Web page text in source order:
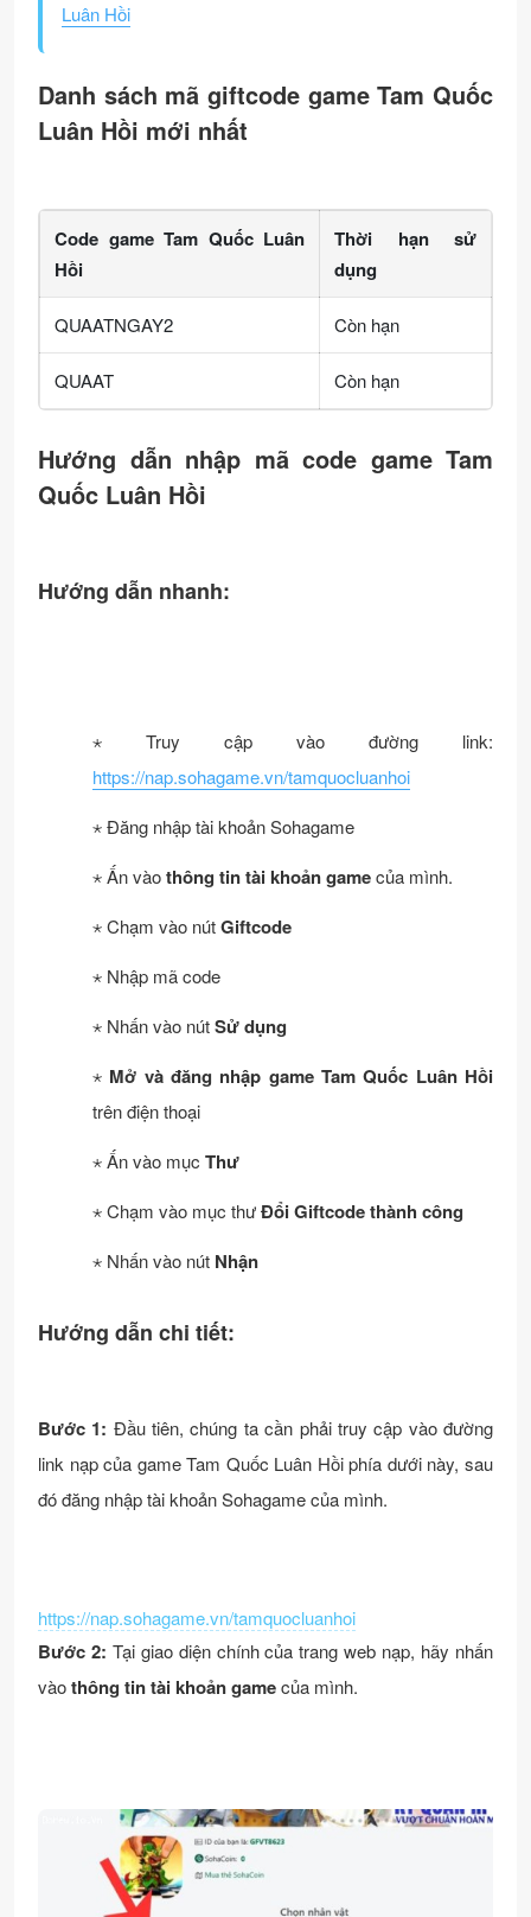
Luân Hồi
Danh sách mã giftcode game Tam Quốc
Luân Hồi mới nhất
Code game Tam Quốc Luân
Hồi
Thời hạn sử
dụng
QUAATNGAY2 Còn hạn
QUAAT Còn hạn
Hướng dẫn nhập mã code game Tam
Quốc Luân Hồi
Hướng dẫn nhanh:
⋆ Truy cập vào đường link:
https://nap.sohagame.vn/tamquocluanhoi
⋆ Đăng nhập tài khoản Sohagame
⋆ Ấn vàothông tin tài khoản gamecủa mình.
⋆ Chạm vào nútGiftcode
⋆ Nhập mã code
⋆ Nhấn vào nútSử dụng
⋆ Mở và đăng nhập game Tam Quốc Luân Hồi
trên điện thoại
⋆ Ấn vào mục Thư
⋆ Chạm vào mục thưĐổi Giftcode thành công
⋆ Nhấn vào nút Nhận
Hướng dẫn chi tiết:
Bước 1: Đầu tiên, chúng ta cần phải truy cập vào đường
link nạp của game Tam Quốc Luân Hồi phía dưới này, sau
đó đăng nhập tài khoản Sohagame của mình.
https://nap.sohagame.vn/tamquocluanhoi
Bước 2: Tại giao diện chính của trang web nạp, hãy nhấn
vàothông tin tài khoản gamecủa mình.